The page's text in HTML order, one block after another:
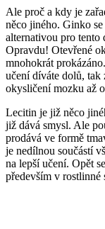
Ale proč a kdy je
něco jiného. Ginko
alternativou pro tento
Opravdu! Otevřené
mnohokrát
učení díváte dolů,
okysličení mozku až
Lecitin je již něco
již dává smysl. Ale
prodává ve formě
je nedílnou součástí
na lepší učení. Opět
především v rostlinné